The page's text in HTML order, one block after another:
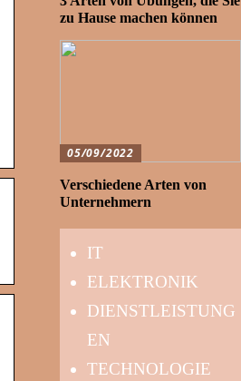
zu Hause machen können
05/09/2022
Verschiedene Arten von
Unternehmern
IT
ELEKTRONIK
DIENSTLEISTUNG
EN
TECHNOLOGIE